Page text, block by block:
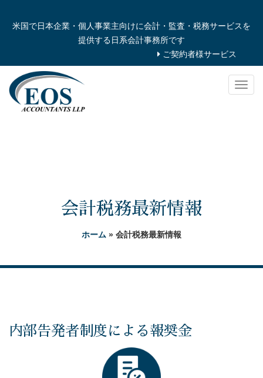
米国で日本企業・個人事業主向けに会計・監査・税務サービスを
提供する日系会計事務所です
ご契約者様サービス
会計税務最新情報
ホーム » 会計税務最新情報
内部告発者制度による報奨金